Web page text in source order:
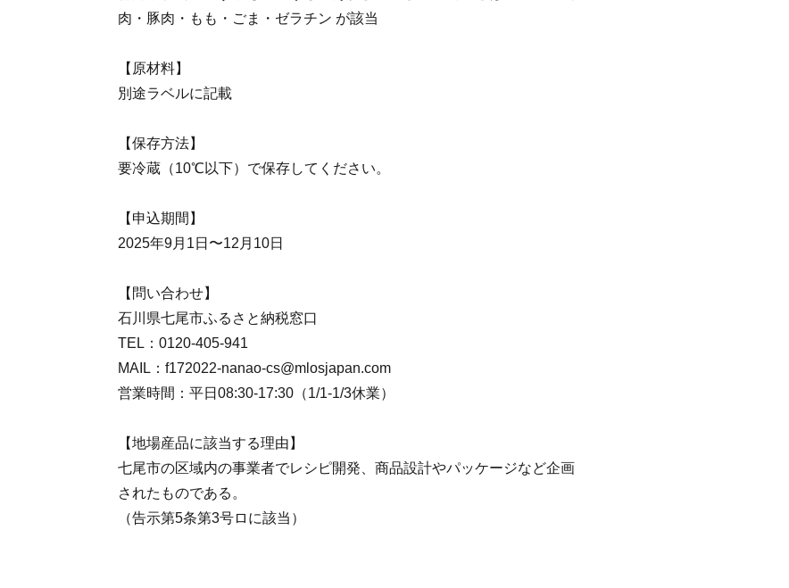
肉・豚肉・もも・ごま・ゼラチン が該当
【原材料】
別途ラベルに記載
【保存方法】
要冷蔵（10℃以下）で保存してください。
【申込期間】
2025年9月1日〜12月10日
【問い合わせ】
石川県七尾市ふるさと納税窓口
TEL：0120-405-941
MAIL：f172022-nanao-cs@mlosjapan.com
営業時間：平日08:30-17:30（1/1-1/3休業）
【地場産品に該当する理由】
七尾市の区域内の事業者でレシピ開発、商品設計やパッケージなど企画
されたものである。
（告示第5条第3号ロに該当）